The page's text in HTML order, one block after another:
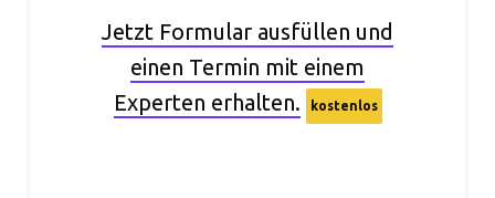
Jetzt Formular ausfüllen und
einen Termin mit einem
Experten erhalten.
kostenlos